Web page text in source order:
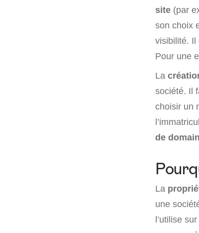
site (par
son choix
visibilité. Il
Pour une
La
société. Il
choisir un
de
La
une
l’utilise